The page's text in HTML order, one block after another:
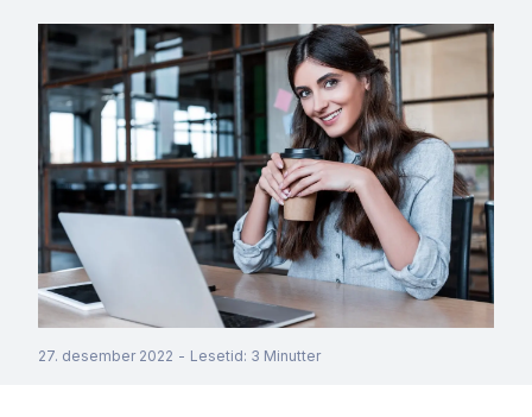
27. desember 2022 - Lesetid: 3 Minutter